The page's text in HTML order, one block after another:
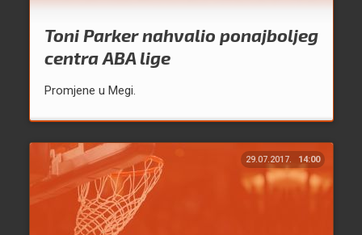
Toni Parker nahvalio ponajboljeg
centra ABA lige
Promjene u Megi.
29.07.2017. 14:00